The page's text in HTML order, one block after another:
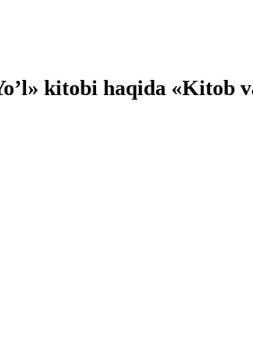
kitobi haqida «Kitob